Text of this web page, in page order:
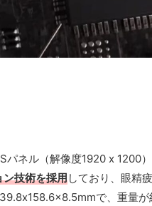
ネル（解像度1920 x 1200）
技術を採用しており、眼精
で、重量が